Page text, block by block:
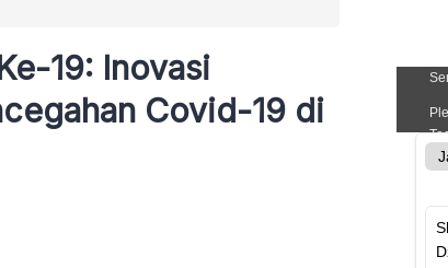
19: Inovasi
Covid-19 di